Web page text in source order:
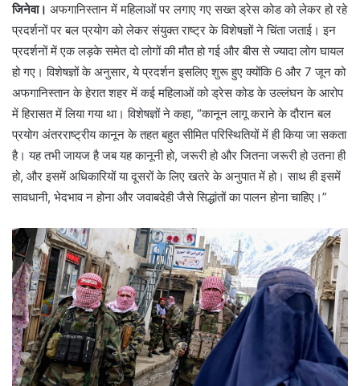
जिनेवा। अफगानिस्तान में महिलाओं पर लगाए गए सख्त ड्रेस कोड को लेकर हो रहे
प्रदर्शनों पर बल प्रयोग को लेकर संयुक्त राष्ट्र के विशेषज्ञों ने चिंता जताई। इन
प्रदर्शनों में एक लड़के समेत दो लोगों की मौत हो गई और बीस से ज्यादा लोग घायल
हो गए। विशेषज्ञों के अनुसार, ये प्रदर्शन इसलिए शुरू हुए क्योंकि 6 और 7 जून को
अफगानिस्तान के हेरात शहर में कई महिलाओं को ड्रेस कोड के उल्लंघन के आरोप
में हिरासत में लिया गया था। विशेषज्ञों ने कहा, “कानून लागू कराने के दौरान बल
प्रयोग अंतरराष्ट्रीय कानून के तहत बहुत सीमित परिस्थितियों में ही किया जा सकता
है। यह तभी जायज है जब यह कानूनी हो, जरूरी हो और जितना जरूरी हो उतना ही
हो, और इसमें अधिकारियों या दूसरों के लिए खतरे के अनुपात में हो। साथ ही इसमें
सावधानी, भेदभाव न होना और जवाबदेही जैसे सिद्धांतों का पालन होना चाहिए।”